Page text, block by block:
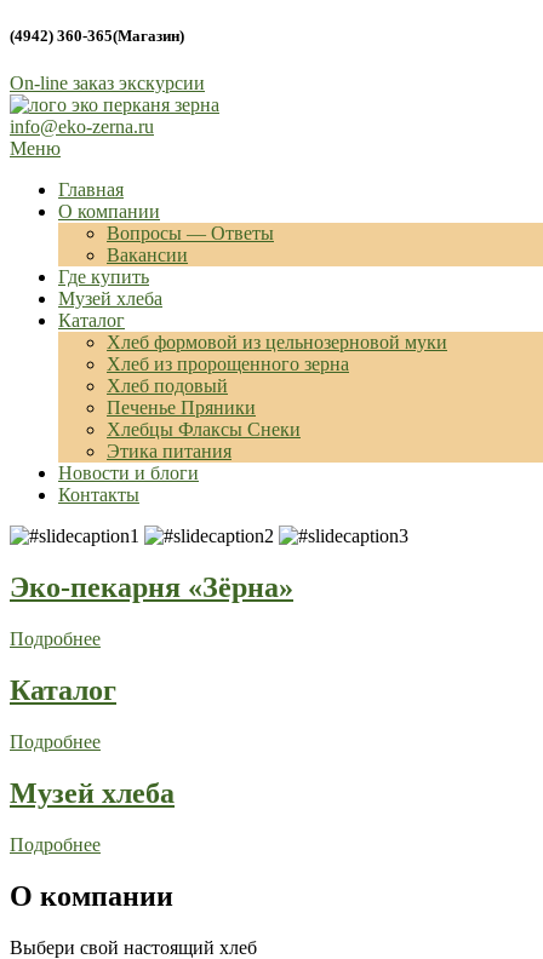
(4942) 360-365(Магазин)
On-line заказ экскурсии
Эко-пекарня Зерна
Лучшие традиции хлеба
info@eko-zerna.ru
Меню
Главная
О компании
Вопросы — Ответы
Вакансии
Где купить
Музей хлеба
Каталог
Хлеб формовой из цельнозерновой муки
Хлеб из пророщенного зерна
Хлеб подовый
Печенье Пряники
Хлебцы Флаксы Снеки
Этика питания
Новости и блоги
Контакты
Эко-пекарня «Зёрна»
Подробнее
Каталог
Подробнее
Музей хлеба
Подробнее
О компании
Выбери свой настоящий хлеб